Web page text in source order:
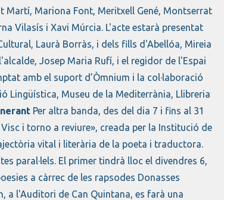
Martí, Mariona Font, Meritxell Gené, Montserrat
Vilasís i Xavi Múrcia. L'acte estarà presentat
Laurà Borràs, i dels fills d'Abellóa, Mireia
Josep Maria Rufí, i el regidor de l'Espai
amb el suport d’Òmnium i la col·laboració
Lingüística, Museu de la Mediterrània, Llibreria
Per altra banda, des del dia 7 i fins al 31
i torno a reviure», creada per la Institució de
vital i literària de la poeta i traductora.
paral·lels. El primer tindrà lloc el divendres 6,
a càrrec de les rapsodes Donasses
a l'Auditori de Can Quintana, es farà una